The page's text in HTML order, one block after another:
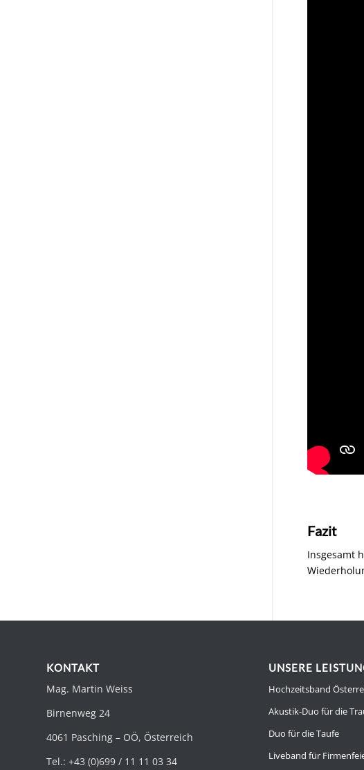
Fazit
Insgesamt
KONTAKT
Mag. Martin Weiss
Birnenweg 24
4061 Pasching – OÖ, Österreich
Tel.: +43 (0)699 / 11 11 03 34
UNSERE
Hochzeitsband
Akustik-Duo für die
Duo für die Taufe
Liveband für